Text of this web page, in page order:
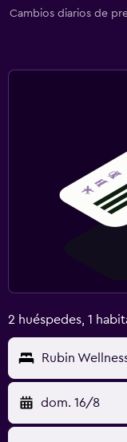
Cambios diarios de
2 huéspedes, 1
Rubin
dom. 16/8